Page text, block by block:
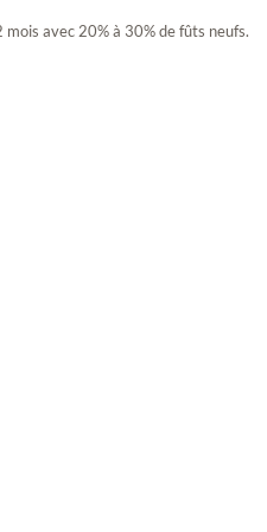
avec 20% à 30% de fûts neufs.